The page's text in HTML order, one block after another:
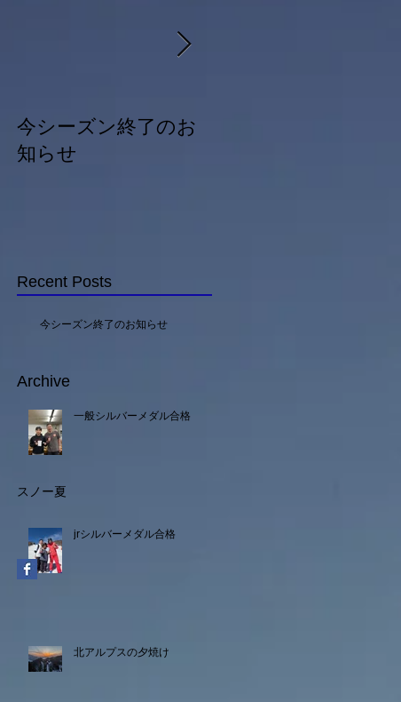
今シーズン終了のお
知らせ
Recent Posts
今シーズン終了のお知らせ
一般シルバーメダル合格
jrシルバーメダル合格
北アルプスの夕焼け
スノー夏
Archive